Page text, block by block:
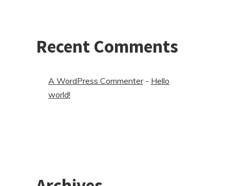
Recent Comments
A WordPress Commenter- Hello
world!